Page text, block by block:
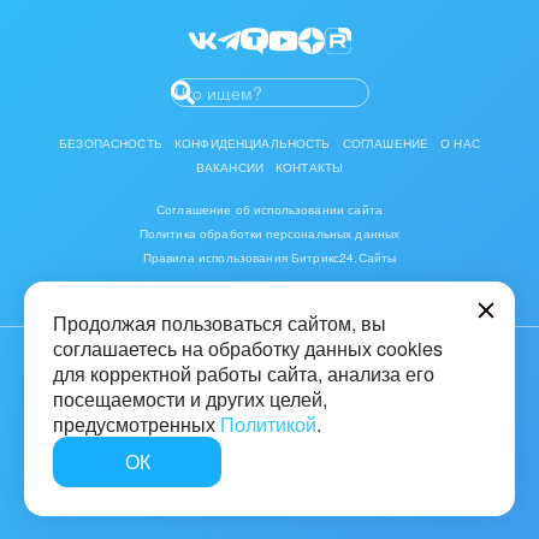
Разработчикам приложений
БЕЗОПАСНОСТЬ КОНФИДЕНЦИАЛЬНОСТЬ СОГЛАШЕНИЕ
О НАС
ВАКАНСИИ
КОНТАКТЫ
Соглашение об использовании сайта
Политика обработки персональных данных
Правила использования Битрикс24.Сайты
© 2001-2026 «Битрикс», «1С-Битрикс». Работает на «1С-Битрикс:
16+
Быстро с 1С-Битрикс
Продолжая пользоваться сайтом, вы
соглашаетесь на обработку данных cookies
для корректной работы сайта, анализа его
посещаемости и других целей,
предусмотренных Политикой.
ОК